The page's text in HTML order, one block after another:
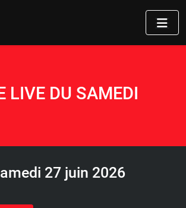
LIVE DU SAMEDI
27 juin 2026